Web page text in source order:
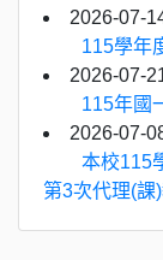
2026-07-
115學年
2026-07-
115年國
2026-07-
本校115
第3次代理(課